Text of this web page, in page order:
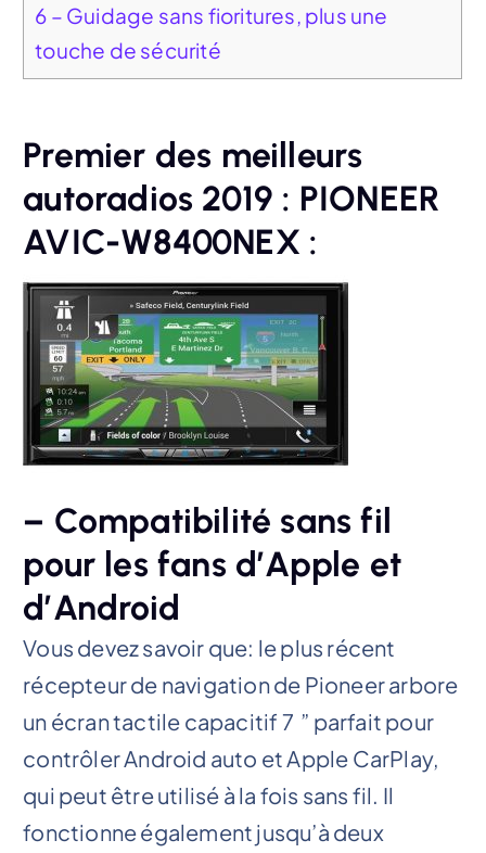
6 – Guidage sans fioritures, plus une
touche de sécurité
Premier des meilleurs
autoradios 2019 : PIONEER
AVIC-W8400NEX :
– Compatibilité sans fil
pour les fans d’Apple et
d’Android
Vous devez savoir que: le plus récent
récepteur de navigation de Pioneer arbore
un écran tactile capacitif 7 ” parfait pour
contrôler Android auto et Apple CarPlay,
qui peut être utilisé à la fois sans fil. Il
fonctionne également jusqu’à deux